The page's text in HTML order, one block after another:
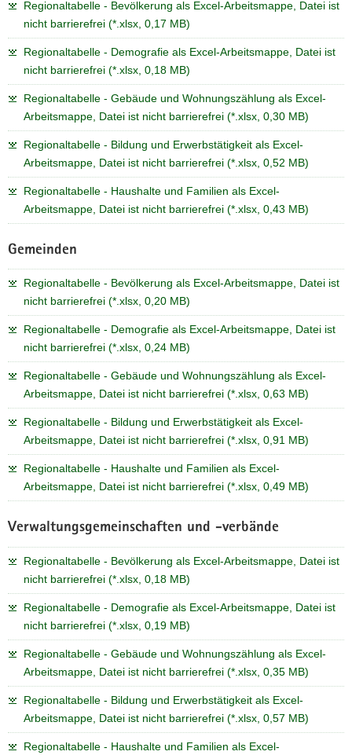
Regionaltabelle - Bevölkerung als Excel-Arbeitsmappe, Datei ist
nicht barrierefrei (*.xlsx, 0,17 MB)
Regionaltabelle - Demografie als Excel-Arbeitsmappe, Datei ist
nicht barrierefrei (*.xlsx, 0,18 MB)
Regionaltabelle - Gebäude und Wohnungszählung als Excel-
Arbeitsmappe, Datei ist nicht barrierefrei (*.xlsx, 0,30 MB)
Regionaltabelle - Bildung und Erwerbstätigkeit als Excel-
Arbeitsmappe, Datei ist nicht barrierefrei (*.xlsx, 0,52 MB)
Regionaltabelle - Haushalte und Familien als Excel-
Arbeitsmappe, Datei ist nicht barrierefrei (*.xlsx, 0,43 MB)
Gemeinden
Regionaltabelle - Bevölkerung als Excel-Arbeitsmappe, Datei ist
nicht barrierefrei (*.xlsx, 0,20 MB)
Regionaltabelle - Demografie als Excel-Arbeitsmappe, Datei ist
nicht barrierefrei (*.xlsx, 0,24 MB)
Regionaltabelle - Gebäude und Wohnungszählung als Excel-
Arbeitsmappe, Datei ist nicht barrierefrei (*.xlsx, 0,63 MB)
Regionaltabelle - Bildung und Erwerbstätigkeit als Excel-
Arbeitsmappe, Datei ist nicht barrierefrei (*.xlsx, 0,91 MB)
Regionaltabelle - Haushalte und Familien als Excel-
Arbeitsmappe, Datei ist nicht barrierefrei (*.xlsx, 0,49 MB)
Verwaltungsgemeinschaften und -verbände
Regionaltabelle - Bevölkerung als Excel-Arbeitsmappe, Datei ist
nicht barrierefrei (*.xlsx, 0,18 MB)
Regionaltabelle - Demografie als Excel-Arbeitsmappe, Datei ist
nicht barrierefrei (*.xlsx, 0,19 MB)
Regionaltabelle - Gebäude und Wohnungszählung als Excel-
Arbeitsmappe, Datei ist nicht barrierefrei (*.xlsx, 0,35 MB)
Regionaltabelle - Bildung und Erwerbstätigkeit als Excel-
Arbeitsmappe, Datei ist nicht barrierefrei (*.xlsx, 0,57 MB)
Regionaltabelle - Haushalte und Familien als Excel-